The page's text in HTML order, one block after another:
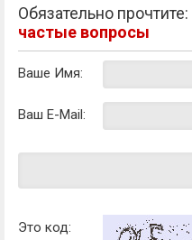
Обязательно прочтите:
частые вопросы
Ваше Имя:
Ваш E-Mail:
Это код: